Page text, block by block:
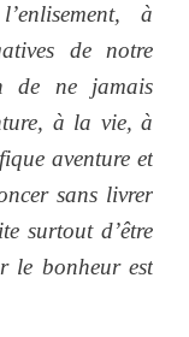
à
de notre
de ne jamais
à la vie, à
aventure et
sans livrer
surtout d’être
le bonheur est